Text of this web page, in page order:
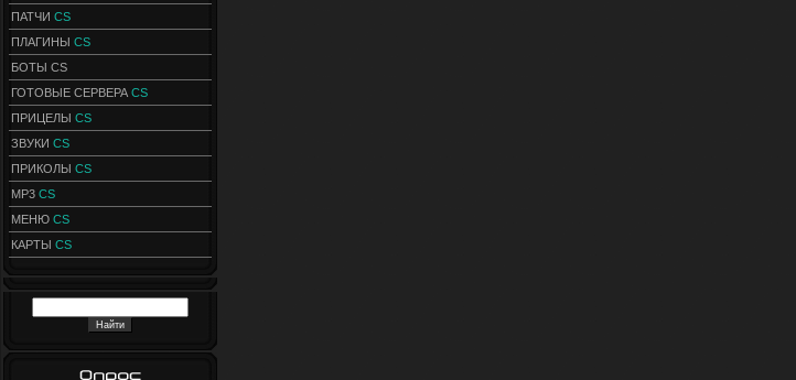
ПАТЧИ CS
ПЛАГИНЫ CS
БОТЫ CS
ГОТОВЫЕ СЕРВЕРА CS
ПРИЦЕЛЫ CS
ЗВУКИ CS
ПРИКОЛЫ CS
MP3 CS
МЕНЮ CS
КАРТЫ CS